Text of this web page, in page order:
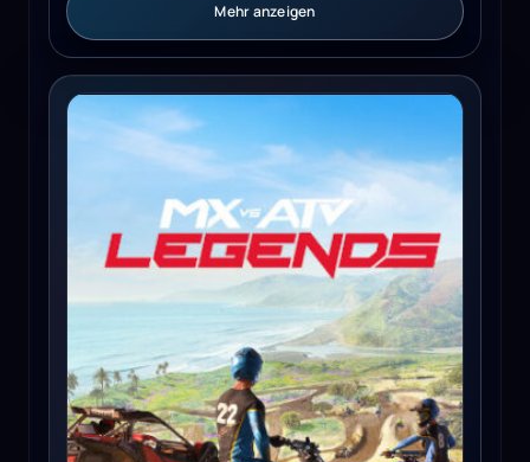
Mehr anzeigen
MX vs ATV Legends (PC) - Steam Key - GLOBAL